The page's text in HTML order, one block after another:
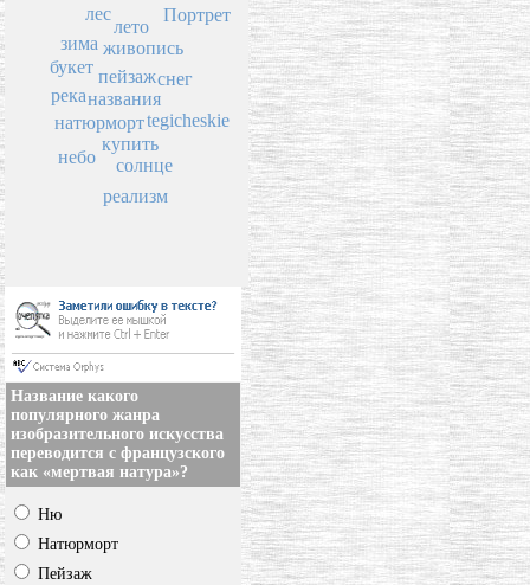
пейзаж
названия
живопись
лето
натюрморт
купить
солнце
лес
зима
букет
река
снег
tegicheskie
реализм
небо
Портрет
Название какого
популярного жанра
изобразительного искусства
переводится с французского
как «мертвая натура»?
Ню
Натюрморт
Пейзаж